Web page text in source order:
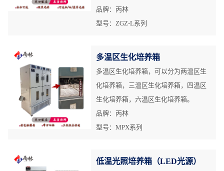
品牌：丙林
型号：ZGZ-L系列
多温区生化培养箱
多温区生化培养箱，可以分为两温区生
化培养箱，三温区生化培养箱，四温区
生化培养箱，六温区生化培养箱。
品牌：丙林
型号：MPX系列
低温光照培养箱（LED光源）